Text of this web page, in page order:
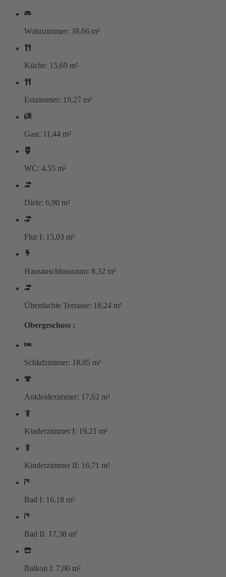
Wohnzimmer: 38,66 m²
Küche: 15,69 m²
Esszimmer: 19,27 m²
Gast: 11,44 m²
WC: 4,55 m²
Diele: 6,90 m²
Flur I: 15,03 m²
Hausanschlussraum: 8,32 m²
Überdachte Terrasse: 18,24 m²
Obergeschoss :
Schlafzimmer: 18,05 m²
Ankleidezimmer: 17,62 m²
Kinderzimmer I: 19,21 m²
Kinderzimmer II: 16,71 m²
Bad I: 16,18 m²
Bad II: 17,38 m²
Balkon I: 7,00 m²